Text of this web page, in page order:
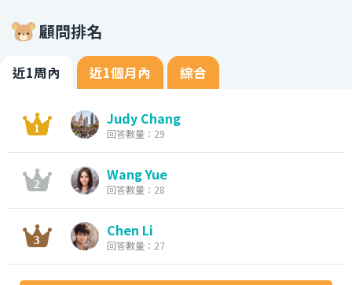
顧問排名
近1周內 近1個月內 綜合
Judy Chang
回答數量：29
Wang Yue
回答數量：28
Chen Li
回答數量：27